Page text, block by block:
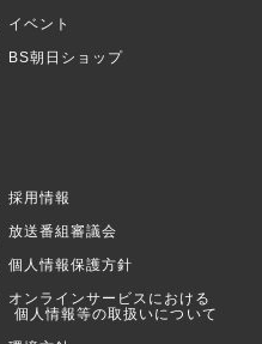
イベント
BS朝日ショップ
採用情報
放送番組審議会
個人情報保護方針
オンラインサービスにおける
個人情報等の取扱いについて